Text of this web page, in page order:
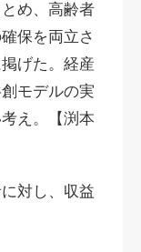
め、高齢者
保を両立さ
げた。経産
モデルの実
え。【渕本
対し、収益